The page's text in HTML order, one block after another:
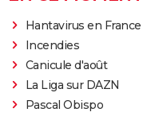
Hantavirus en France
Incendies
Canicule d'août
La Liga sur DAZN
Pascal Obispo